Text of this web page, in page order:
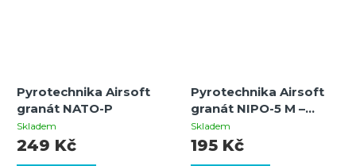
Pyrotechnika Airsoft
granát NATO-P
Skladem
249 Kč
Pyrotechnika Airsoft
granát NIPO-5 M –
simulační a cvičný
granát (pigment bílá
Skladem
195 Kč